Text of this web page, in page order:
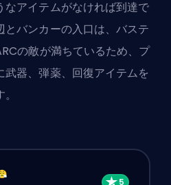
なアイテムがなければ到達で
とバンカーの入口は、バステ
の敵が満ちているため、プ
武器、弾薬、回復アイテムを